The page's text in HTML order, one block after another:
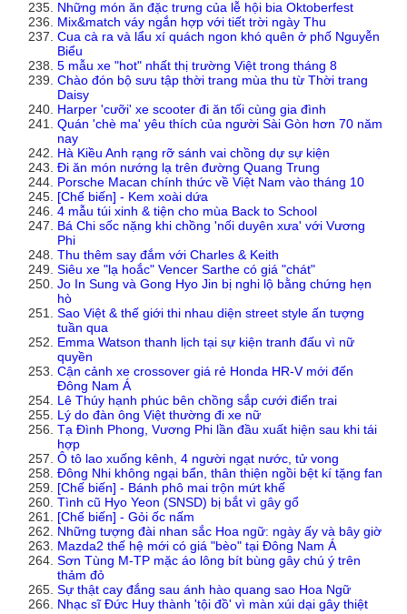
Những món ăn đặc trưng của lễ hội bia Oktoberfest
Mix&match váy ngắn hợp với tiết trời ngày Thu
Cua cà ra và lẩu xí quách ngon khó quên ở phố Nguyễn
Biểu
5 mẫu xe "hot" nhất thị trường Việt trong tháng 8
Chào đón bộ sưu tập thời trang mùa thu từ Thời trang
Daisy
Harper 'cưỡi' xe scooter đi ăn tối cùng gia đình
Quán 'chè ma' yêu thích của người Sài Gòn hơn 70 năm
nay
Hà Kiều Anh rạng rỡ sánh vai chồng dự sự kiện
Đi ăn món nướng lạ trên đường Quang Trung
Porsche Macan chính thức về Việt Nam vào tháng 10
[Chế biến] - Kem xoài dứa
4 mẫu túi xinh & tiện cho mùa Back to School
Bá Chi sốc nặng khi chồng 'nối duyên xưa' với Vương
Phi
Thu thêm say đắm với Charles & Keith
Siêu xe "lạ hoắc" Vencer Sarthe có giá "chát"
Jo In Sung và Gong Hyo Jin bị nghi lộ bằng chứng hẹn
hò
Sao Việt & thế giới thi nhau diện street style ấn tượng
tuần qua
Emma Watson thanh lịch tại sự kiện tranh đấu vì nữ
quyền
Cận cảnh xe crossover giá rẻ Honda HR-V mới đến
Đông Nam Á
Lê Thúy hạnh phúc bên chồng sắp cưới điển trai
Lý do đàn ông Việt thường đi xe nữ
Tạ Đình Phong, Vương Phi lần đầu xuất hiện sau khi tái
hợp
Ô tô lao xuống kênh, 4 người ngạt nước, tử vong
Đông Nhi không ngại bẩn, thân thiện ngồi bệt kí tặng fan
[Chế biến] - Bánh phô mai trộn mứt khế
Tình cũ Hyo Yeon (SNSD) bị bắt vì gây gổ
[Chế biến] - Gỏi ốc nấm
Những tượng đài nhan sắc Hoa ngữ: ngày ấy và bây giờ
Mazda2 thế hệ mới có giá "bèo" tại Đông Nam Á
Sơn Tùng M-TP mặc áo lông bít bùng gây chú ý trên
thảm đỏ
Sự thật cay đắng sau ánh hào quang sao Hoa Ngữ
Nhạc sĩ Đức Huy thành 'tội đồ' vì màn xúi dại gây thiệt